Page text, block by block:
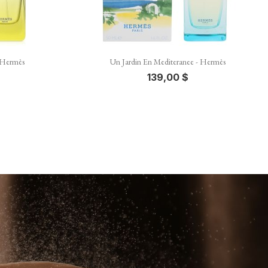
Vista rápida
Un Jardin En Mediteranee - Hermès
139,00 $